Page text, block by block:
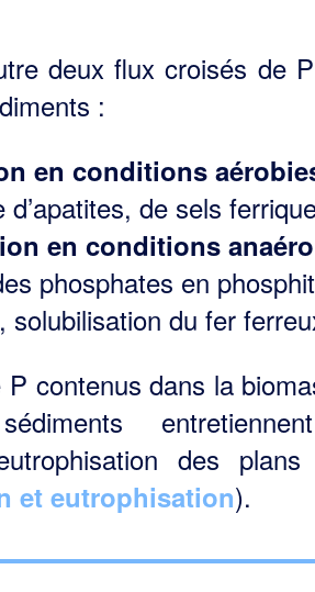
deux flux croisés de
:
en conditions
d’apatites, de sels
en conditions
phosphates en
solu­bilisation du fer
contenus dans la
des plans
et eutrophisation).